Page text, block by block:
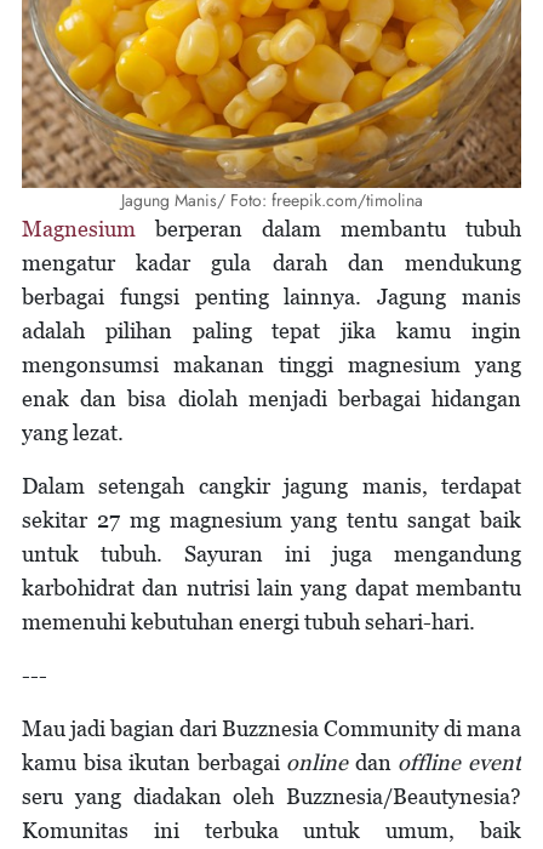
Jagung Manis/ Foto: freepik.com/timolina
Magnesium berperan dalam membantu tubuh
mengatur kadar gula darah dan mendukung
berbagai fungsi penting lainnya. Jagung manis
adalah pilihan paling tepat jika kamu ingin
mengonsumsi makanan tinggi magnesium yang
enak dan bisa diolah menjadi berbagai hidangan
yang lezat.
Dalam setengah cangkir jagung manis, terdapat
sekitar 27 mg magnesium yang tentu sangat baik
untuk tubuh. Sayuran ini juga mengandung
karbohidrat dan nutrisi lain yang dapat membantu
memenuhi kebutuhan energi tubuh sehari-hari.
---
Mau jadi bagian dari Buzznesia Community di mana
kamu bisa ikutan berbagai onlinedan offline event
seru yang diadakan oleh Buzznesia/Beautynesia?
Komunitas ini terbuka untuk umum, baik